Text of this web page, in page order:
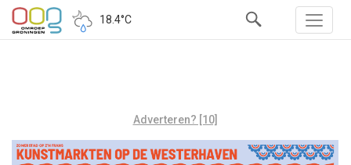
18.4°C
Adverteren? [10]